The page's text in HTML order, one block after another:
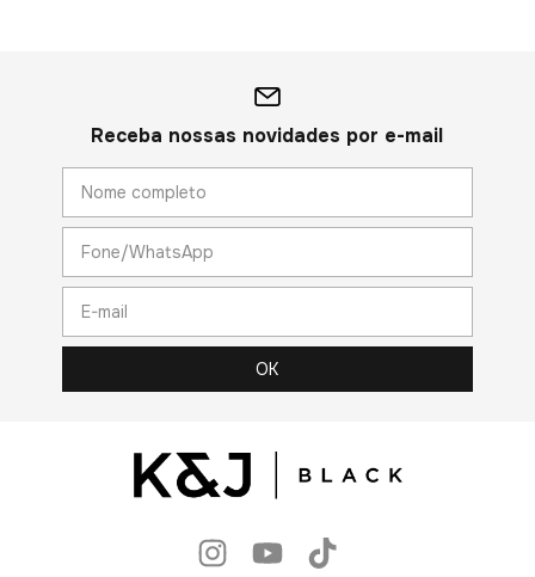
Receba nossas novidades por e-mail